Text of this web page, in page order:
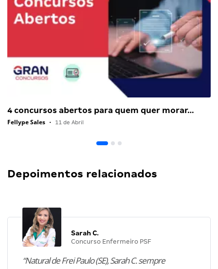
4 concursos abertos para quem quer morar…
Fellype Sales • 11 de Abril
Depoimentos relacionados
Sarah C.
Concurso Enfermeiro PSF
“Natural de Frei Paulo (SE), Sarah C. sempre